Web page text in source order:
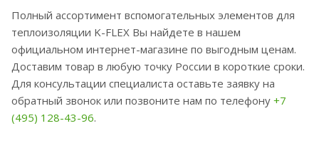
Полный ассортимент вспомогательных элементов для
теплоизоляции K-FLEX Вы найдете в нашем
официальном интернет-магазине по выгодным ценам.
Доставим товар в любую точку России в короткие сроки.
Для консультации специалиста оставьте заявку на
обратный звонок или позвоните нам по телефону +7
(495) 128-43-96.